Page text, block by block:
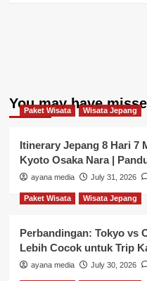
You may have
Paket Wisata Wisata Jepang
Itinerary Jepang 8 Hari 7
Kyoto Osaka Nara |
ayana media July 31, 2026
Paket Wisata Wisata Jepang
Perbandingan: Tokyo vs
Lebih Cocok untuk Trip
ayana media July 30, 2026